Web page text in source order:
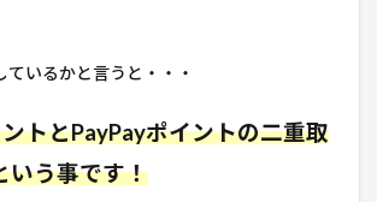
ているかと言うと・・・
トとPayPayポイントの二重取
いう事です！